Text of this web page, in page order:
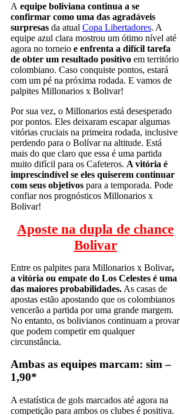
A equipe boliviana continua a se
confirmar como uma das agradáveis
surpresas da atual Copa Libertadores. A
equipe azul clara mostrou um ótimo nível até
agora no torneio e enfrenta a difícil tarefa
de obter um resultado positivo em território
colombiano. Caso conquiste pontos, estará
com um pé na próxima rodada. E vamos de
palpites Millonarios x Bolivar!
Por sua vez, o Millonarios está desesperado
por pontos. Eles deixaram escapar algumas
vitórias cruciais na primeira rodada, inclusive
perdendo para o Bolívar na altitude. Está
mais do que claro que essa é uma partida
muito difícil para os Cafeteros. A vitória é
imprescindível se eles quiserem continuar
com seus objetivos para a temporada. Pode
confiar nos prognósticos Millonarios x
Bolivar!
Aposte na dupla de chance
Bolivar
Entre os palpites para Millonarios x Bolivar,
a vitória ou empate do Los Celestes é uma
das maiores probabilidades. As casas de
apostas estão apostando que os colombianos
vencerão a partida por uma grande margem.
No entanto, os bolivianos continuam a provar
que podem competir em qualquer
circunstância.
Ambas as equipes marcam: sim –
1,90*
A estatística de gols marcados até agora na
competição para ambos os clubes é positiva.